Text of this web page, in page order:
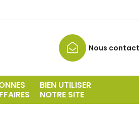
Nous
BIEN UTILISER
NOTRE SITE